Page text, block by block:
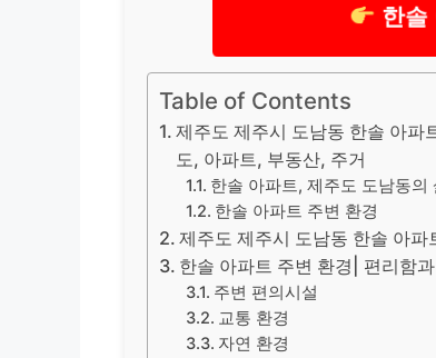
한솔
Table of Contents
제주도 제주시 도남동 한솔 아파
도, 아파트, 부동산, 주거
한솔 아파트, 제주도 도남동의
한솔 아파트 주변 환경
제주도 제주시 도남동 한솔 아
한솔 아파트 주변 환경| 편리함
주변 편의시설
교통 환경
자연 환경